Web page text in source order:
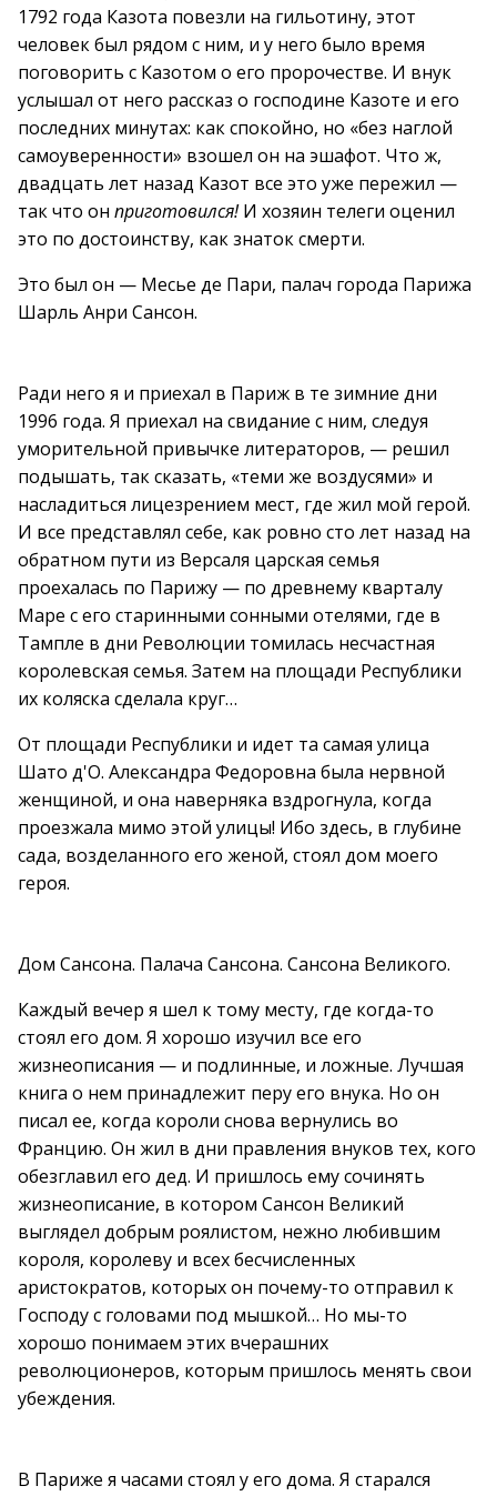
1792 года Казота повезли на гильотину, этот
человек был рядом с ним, и у него было время
поговорить с Казотом о его пророчестве. И внук
услышал от него рассказ о господине Казоте и его
последних минутах: как спокойно, но «без наглой
самоуверенности» взошел он на эшафот. Что ж,
двадцать лет назад Казот все это уже пережил —
так что он приготовился!И хозяин телеги оценил
это по достоинству, как знаток смерти.
Это был он — Месье де Пари, палач города Парижа
Шарль Анри Сансон.
Ради него я и приехал в Париж в те зимние дни
1996 года. Я приехал на свидание с ним, следуя
уморительной привычке литераторов, — решил
подышать, так сказать, «теми же воздусями» и
насладиться лицезрением мест, где жил мой герой.
И все представлял себе, как ровно сто лет назад на
обратном пути из Версаля царская семья
проехалась по Парижу — по древнему кварталу
Маре с его старинными сонными отелями, где в
Тампле в дни Революции томилась несчастная
королевская семья. Затем на площади Республики
их коляска сделала круг…
От площади Республики и идет та самая улица
Шато д'О. Александра Федоровна была нервной
женщиной, и она наверняка вздрогнула, когда
проезжала мимо этой улицы! Ибо здесь, в глубине
сада, возделанного его женой, стоял дом моего
героя.
Дом Сансона. Палача Сансона. Сансона Великого.
Каждый вечер я шел к тому месту, где когда-то
стоял его дом. Я хорошо изучил все его
жизнеописания — и подлинные, и ложные. Лучшая
книга о нем принадлежит перу его внука. Но он
писал ее, когда короли снова вернулись во
Францию. Он жил в дни правления внуков тех, кого
обезглавил его дед. И пришлось ему сочинять
жизнеописание, в котором Сансон Великий
выглядел добрым роялистом, нежно любившим
короля, королеву и всех бесчисленных
аристократов, которых он почему-то отправил к
Господу с головами под мышкой… Но мы-то
хорошо понимаем этих вчерашних
революционеров, которым пришлось менять свои
убеждения.
В Париже я часами стоял у его дома. Я старался